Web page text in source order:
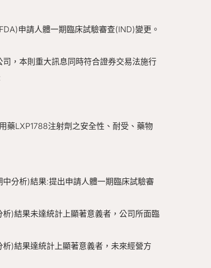
申請人體一期臨床試驗審查(IND)變更。
，本則重大訊息同時符合證券交易法施行
藥LXP1788注射劑之安全性、耐受、藥物
分析)結果:提出申請人體一期臨床試驗審
)結果未達統計上顯著意義者，公司所面臨
)結果達統計上顯著意義者，未來經營方